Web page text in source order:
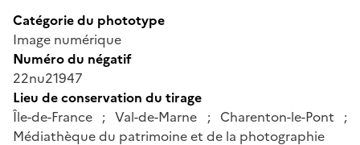
Catégorie du phototype
Image numérique
Numéro du négatif
22nu21947
Lieu de conservation du tirage
Île-de-France ; Val-de-Marne ; Charenton-le-Pont ;
Médiathèque du patrimoine et de la photographie